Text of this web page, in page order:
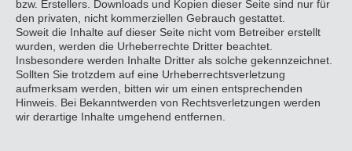
bzw. Erstellers. Downloads und Kopien dieser Seite sind nur für
den privaten, nicht kommerziellen Gebrauch gestattet.
Soweit die Inhalte auf dieser Seite nicht vom Betreiber erstellt
wurden, werden die Urheberrechte Dritter beachtet.
Insbesondere werden Inhalte Dritter als solche gekennzeichnet.
Sollten Sie trotzdem auf eine Urheberrechtsverletzung
aufmerksam werden, bitten wir um einen entsprechenden
Hinweis. Bei Bekanntwerden von Rechtsverletzungen werden
wir derartige Inhalte umgehend entfernen.